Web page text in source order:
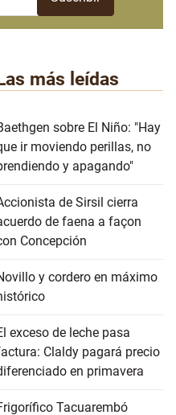
más leídas
sobre El Niño: "Hay
ir moviendo perillas, no
y apagando"
de Sirsil cierra
de faena a façon
Concepción
y cordero en máximo
exceso de leche pasa
Claldy pagará precio
en primavera
Tacuarembó